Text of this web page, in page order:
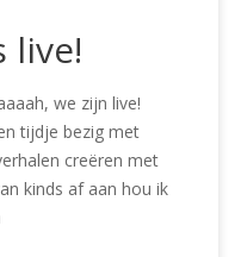
live!
we zijn live!
tijdje bezig met
creëren met
kinds af aan hou ik